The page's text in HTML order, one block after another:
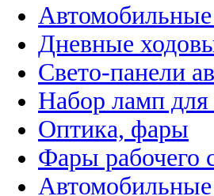
Дневные
Свето-панели
Набор ламп для
Оптика, фары
Фары рабочего
Автомобильные